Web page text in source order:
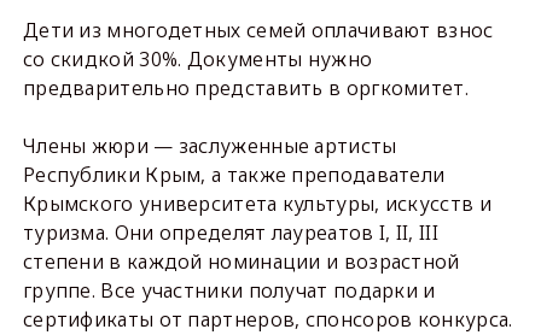
Дети из многодетных семей оплачивают взнос
со скидкой 30%. Документы нужно
предварительно представить в оргкомитет.
Члены жюри — заслуженные артисты
Республики Крым, а также преподаватели
Крымского университета культуры, искусств и
туризма. Они определят лауреатов I, II, III
степени в каждой номинации и возрастной
группе. Все участники получат подарки и
сертификаты от партнеров, спонсоров конкурса.